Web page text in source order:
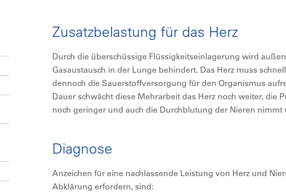
Zusatzbelastung für das Herz
Durch die überschüssige Flüssigkeitseinlagerung wird
Gasaustausch in der Lunge behindert. Das Herz muss
dennoch die Sauerstoffversorgung für den Organismus
Dauer schwächt diese Mehrarbeit das Herz noch weiter, die
noch geringer und auch die Durchblutung der Nieren nimmt
Diagnose
Anzeichen für eine nachlassende Leistung von Herz und
Abklärung erfordern, sind: